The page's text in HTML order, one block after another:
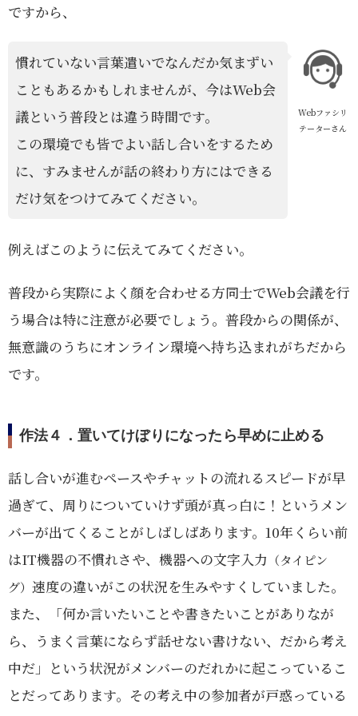
ですから、
Webファシリ
テーターさん
慣れていない言葉遣いでなんだか気まずい
こともあるかもしれませんが、今はWeb会
議という普段とは違う時間です。
この環境でも皆でよい話し合いをするため
に、すみませんが話の終わり方にはできる
だけ気をつけてみてください。
例えばこのように伝えてみてください。
普段から実際によく顔を合わせる方同士でWeb会議を行
う場合は特に注意が必要でしょう。普段からの関係が、
無意識のうちにオンライン環境へ持ち込まれがちだから
です。
作法４．置いてけぼりになったら早めに止める
話し合いが進むペースやチャットの流れるスピードが早
過ぎて、周りについていけず頭が真っ白に！というメン
バーが出てくることがしばしばあります。10年くらい前
はIT機器の不慣れさや、機器への文字入力 （タイピン
グ） 速度の違いがこの状況を生みやすくしていました。
また、「何か言いたいことや書きたいことがありなが
ら、うまく言葉にならず話せない書けない、だから考え
中だ」という状況がメンバーのだれかに起こっているこ
とだってあります。その考え中の参加者が戸惑っている